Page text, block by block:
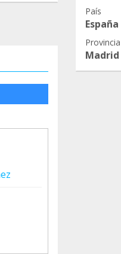
siempre
NO a
País
España
Provincia
Madrid